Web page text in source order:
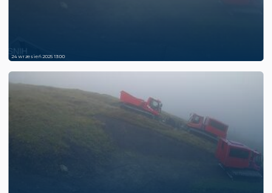
24 wrzesień 2025 13:00